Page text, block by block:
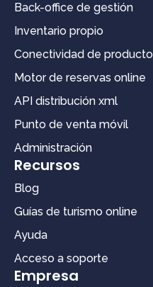
Back-office de gestión
Inventario propio
Conectividad de producto
Motor de reservas online
API distribución xml
Punto de venta móvil
Administración
Recursos
Blog
Guías de turismo online
Ayuda
Acceso a soporte
Empresa